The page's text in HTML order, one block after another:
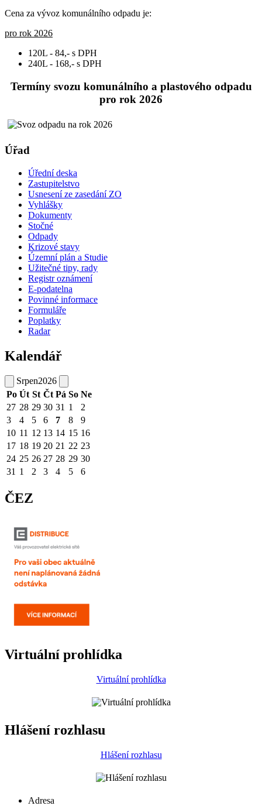
Cena za vývoz komunálního odpadu je:
pro rok 2026
120L - 84,- s DPH
240L - 168,- s DPH
Termíny svozu komunálního a plastového odpadu
pro rok 2026
Úřad
Úřední deska
Zastupitelstvo
Usnesení ze zasedání ZO
Vyhlášky
Dokumenty
Stočné
Odpady
Krizové stavy
Územní plán a Studie
Užitečné tipy, rady
Registr oznámení
E-podatelna
Povinné informace
Formuláře
Poplatky
Radar
Kalendář
Srpen2026
Po Út St Čt Pá So Ne
27 28 29 30 31 1
2
3
4 5 6 7 8
9
10 11 12 13 14 15 16
17 18 19 20 21 22 23
24 25 26 27 28 29 30
31 1 2 3 4 5 6
ČEZ
Virtuální prohlídka
Virtuální prohlídka
Hlášení rozhlasu
Hlášení rozhlasu
Adresa